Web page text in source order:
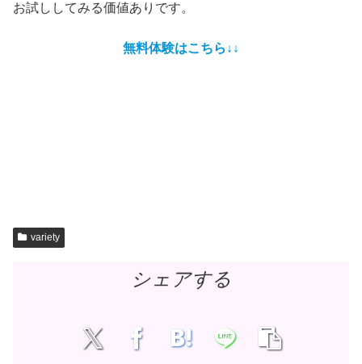
お試ししてみる価値ありです。
無料体験はこちら↓↓
variety
シェアする